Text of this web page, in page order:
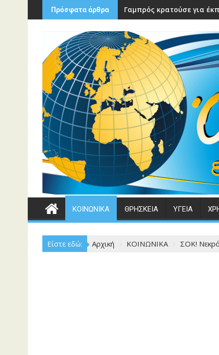
Περάστε
στο
περιεχόμενο
Πρόσφατα άρθρα Γαμπρός κρατούσε για
ΚΟΙΝΩΝΙΚΑ ΘΡΗΣΚΕΙΑ ΥΓΕΙΑ
Είστε εδώ: Αρχική ΚΟΙΝΩΝΙΚΑ ΣΟΚ!